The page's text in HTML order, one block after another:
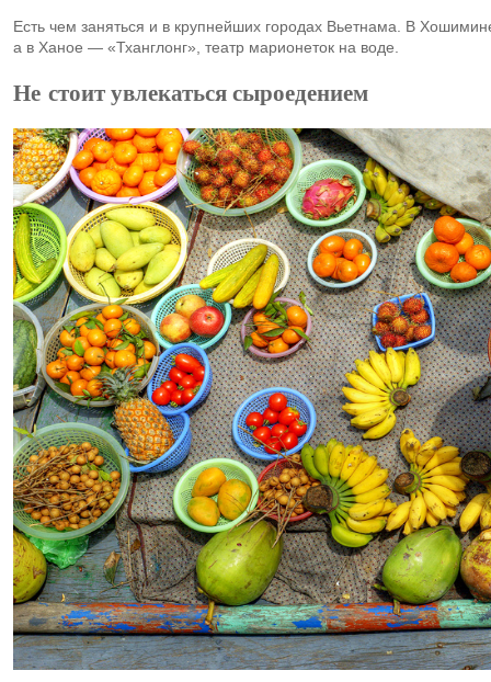
Есть чем заняться и в крупнейших городах Вьетнама. В
а в Ханое — «Тханглонг», театр марионеток на воде.
Не стоит увлекаться сыроедением